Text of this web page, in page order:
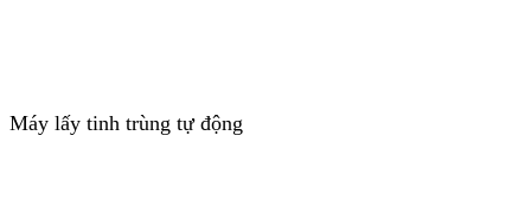
Máy lấy tinh trùng tự động